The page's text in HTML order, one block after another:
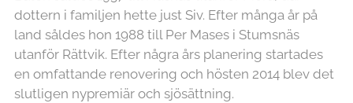
dottern i familjen hette just Siv. Efter många år på
land såldes hon 1988 till Per Mases i Stumsnäs
utanför Rättvik. Efter några års planering startades
en omfattande renovering och hösten 2014 blev det
slutligen nypremiär och sjösättning.